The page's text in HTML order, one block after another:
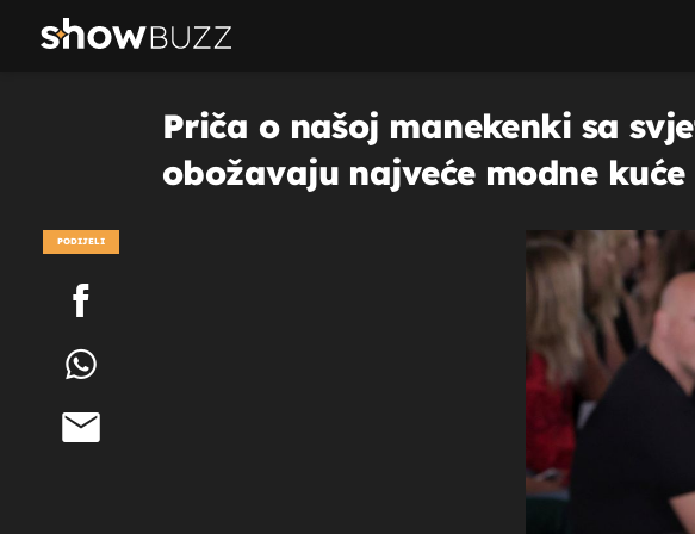
Priča o našoj manekenki sa
obožavaju najveće modne kuće
PODIJELI